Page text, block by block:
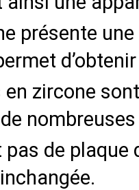
présente
zircone
de